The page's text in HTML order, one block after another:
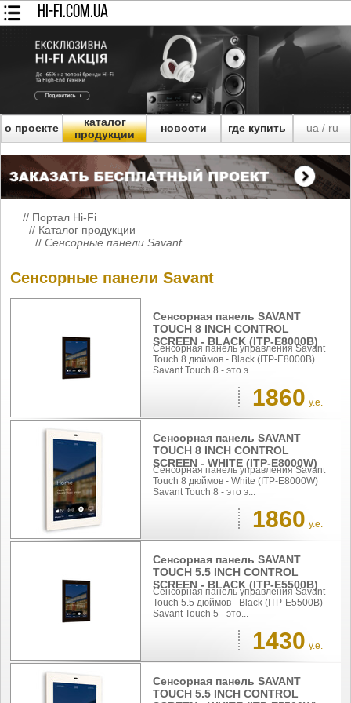
HI-FI.COM.UA
о проекте
каталог
продукции
новости где купить ua/ ru
// Портал Hi-Fi
// Каталог продукции
// Сенсорные панели Savant
Сенсорные панели Savant
Сенсорная панель SAVANT
TOUCH 8 INCH CONTROL
SCREEN - BLACK (ITP-E8000B)
Сенсорная панель управления Savant
Touch 8 дюймов - Black (ITP-E8000B)
Savant Touch 8 - это э...
1860 у.е.
Сенсорная панель SAVANT
TOUCH 8 INCH CONTROL
SCREEN - WHITE (ITP-E8000W)
Сенсорная панель управления Savant
Touch 8 дюймов - White (ITP-E8000W)
Savant Touch 8 - это э...
1860 у.е.
Сенсорная панель SAVANT
TOUCH 5.5 INCH CONTROL
SCREEN - BLACK (ITP-E5500B)
Сенсорная панель управления Savant
Touch 5.5 дюймов - Black (ITP-E5500B)
Savant Touch 5 - это...
1430 у.е.
Сенсорная панель SAVANT
TOUCH 5.5 INCH CONTROL